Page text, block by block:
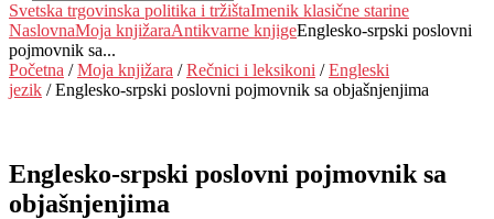
Svetska trgovinska politika i tržištaImenik klasične starine
NaslovnaMoja knjižaraAntikvarne knjigeEnglesko-srpski poslovni
pojmovnik sa...
Početna /Moja knjižara /Rečnici i leksikoni /Engleski
jezik / Englesko-srpski poslovni pojmovnik sa objašnjenjima
Englesko-srpski poslovni pojmovnik sa
objašnjenjima